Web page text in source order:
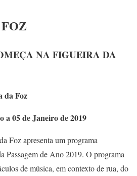
NA FIGUEIRA DA
da Foz
a 05 de Janeiro de 2019
Foz apresenta um programa
Passagem de Ano 2019. O programa
de música, em contexto de rua, do